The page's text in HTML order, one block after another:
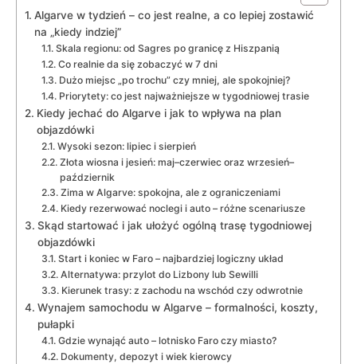
Algarve w tydzień – co jest realne, a co lepiej zostawić
na „kiedy indziej”
Skala regionu: od Sagres po granicę z Hiszpanią
Co realnie da się zobaczyć w 7 dni
Dużo miejsc „po trochu” czy mniej, ale spokojniej?
Priorytety: co jest najważniejsze w tygodniowej trasie
Kiedy jechać do Algarve i jak to wpływa na plan
objazdówki
Wysoki sezon: lipiec i sierpień
Złota wiosna i jesień: maj–czerwiec oraz wrzesień–
październik
Zima w Algarve: spokojna, ale z ograniczeniami
Kiedy rezerwować noclegi i auto – różne scenariusze
Skąd startować i jak ułożyć ogólną trasę tygodniowej
objazdówki
Start i koniec w Faro – najbardziej logiczny układ
Alternatywa: przylot do Lizbony lub Sewilli
Kierunek trasy: z zachodu na wschód czy odwrotnie
Wynajem samochodu w Algarve – formalności, koszty,
pułapki
Gdzie wynająć auto – lotnisko Faro czy miasto?
Dokumenty, depozyt i wiek kierowcy